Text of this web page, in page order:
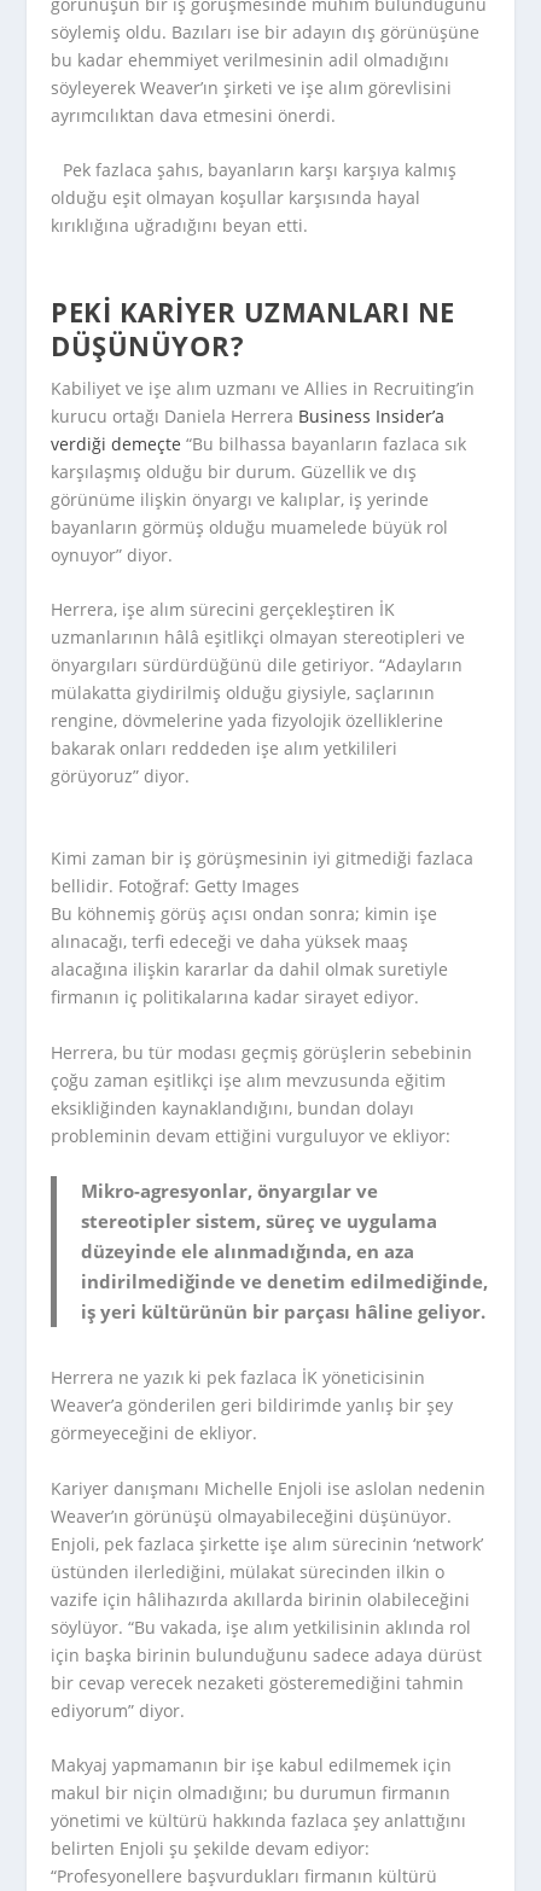
söylemiş oldu. Bazıları ise bir adayın dış görünüşüne
bu kadar ehemmiyet verilmesinin adil olmadığını
söyleyerek Weaver’ın şirketi ve işe alım görevlisini
ayrımcılıktan dava etmesini önerdi.
Pek fazlaca şahıs, bayanların karşı karşıya kalmış
olduğu eşit olmayan koşullar karşısında hayal
kırıklığına uğradığını beyan etti.
PEKI KARIYER UZMANLARI NE
DÜŞÜNÜYOR?
Kabiliyet ve işe alım uzmanı ve Allies in Recruiting’in
kurucu ortağı Daniela Herrera Business Insider’a
verdiği demeçte “Bu bilhassa bayanların fazlaca sık
karşılaşmış olduğu bir durum. Güzellik ve dış
görünüme ilişkin önyargı ve kalıplar, iş yerinde
bayanların görmüş olduğu muamelede büyük rol
oynuyor” diyor.
Herrera, işe alım sürecini gerçekleştiren İK
uzmanlarının hâlâ eşitlikçi olmayan stereotipleri ve
önyargıları sürdürdüğünü dile getiriyor. “Adayların
mülakatta giydirilmiş olduğu giysiyle, saçlarının
rengine, dövmelerine yada fizyolojik özelliklerine
bakarak onları reddeden işe alım yetkilileri
görüyoruz” diyor.
Kimi zaman bir iş görüşmesinin iyi gitmediği fazlaca
bellidir. Fotoğraf: Getty Images
Bu köhnemiş görüş açısı ondan sonra; kimin işe
alınacağı, terfi edeceği ve daha yüksek maaş
alacağına ilişkin kararlar da dahil olmak suretiyle
firmanın iç politikalarına kadar sirayet ediyor.
Herrera, bu tür modası geçmiş görüşlerin sebebinin
çoğu zaman eşitlikçi işe alım mevzusunda eğitim
eksikliğinden kaynaklandığını, bundan dolayı
probleminin devam ettiğini vurguluyor ve ekliyor:
Mikro-agresyonlar, önyargılar ve
stereotipler sistem, süreç ve uygulama
düzeyinde ele alınmadığında, en aza
indirilmediğinde ve denetim edilmediğinde,
iş yeri kültürünün bir parçası hâline geliyor.
Herrera ne yazık ki pek fazlaca İK yöneticisinin
Weaver’a gönderilen geri bildirimde yanlış bir şey
görmeyeceğini de ekliyor.
Kariyer danışmanı Michelle Enjoli ise aslolan nedenin
Weaver’ın görünüşü olmayabileceğini düşünüyor.
Enjoli, pek fazlaca şirkette işe alım sürecinin ‘network’
üstünden ilerlediğini, mülakat sürecinden ilkin o
vazife için hâlihazırda akıllarda birinin olabileceğini
söylüyor. “Bu vakada, işe alım yetkilisinin aklında rol
için başka birinin bulunduğunu sadece adaya dürüst
bir cevap verecek nezaketi gösteremediğini tahmin
ediyorum” diyor.
Makyaj yapmamanın bir işe kabul edilmemek için
makul bir niçin olmadığını; bu durumun firmanın
yönetimi ve kültürü hakkında fazlaca şey anlattığını
belirten Enjoli şu şekilde devam ediyor:
“Profesyonellere başvurdukları firmanın kültürü